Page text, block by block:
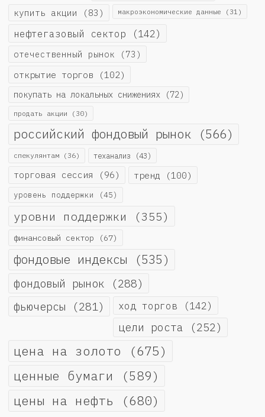
купить акции (83) макроэкономические данные (31)
нефтегазовый сектор (142)
отечественный рынок (73)
открытие торгов (102)
покупать на локальных снижениях (72)
продать акции (30)
российский фондовый рынок (566)
спекулянтам (36) теханализ (43)
торговая сессия (96) тренд (100)
уровень поддержки (45)
уровни поддержки (355)
финансовый сектор (67)
фондовые индексы (535)
фондовый рынок (288)
фьючерсы (281) ход торгов (142)
цели роста (252)
цена на золото (675)
ценные бумаги (589)
цены на нефть (680)